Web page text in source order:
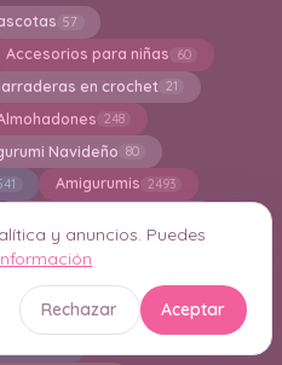
57
Accesorios para niñas 60
en crochet 21
248
Navideño 80
Amigurumis 2493
27
14 Bolsa en Crochet 845
y anuncios. Puedes
Rechazar Aceptar